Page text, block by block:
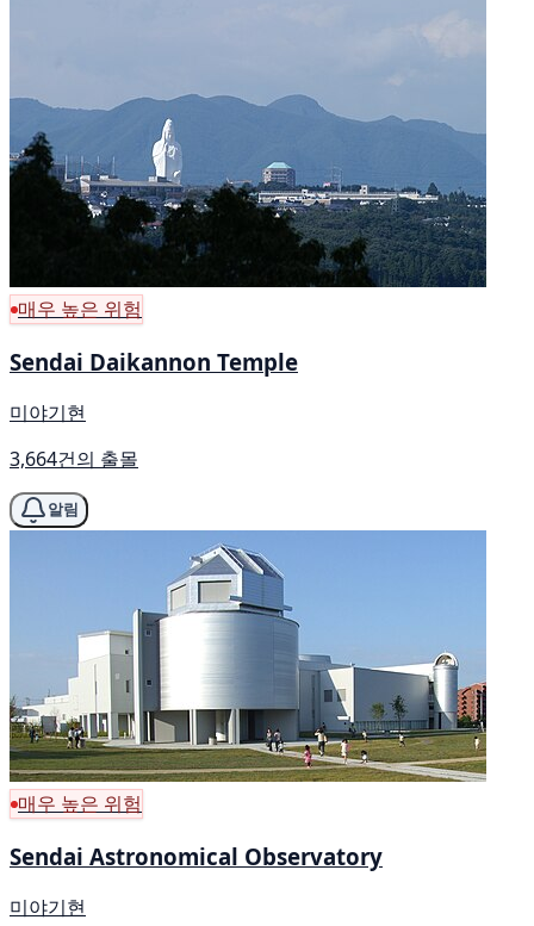
매우 높은 위험
Sendai Daikannon Temple
미야기현
3,664건의 출몰
알림
매우 높은 위험
Sendai Astronomical Observatory
미야기현